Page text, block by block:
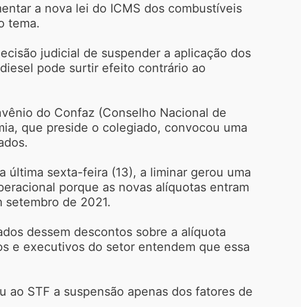
a nova lei do ICMS dos combustíveis
tema.
judicial de suspender a aplicação dos
pode surtir efeito contrário ao
do Confaz (Conselho Nacional de
que preside o colegiado, convocou uma
última sexta-feira (13), a liminar gerou uma
porque as novas alíquotas entram
de 2021.
dessem descontos sobre a alíquota
e executivos do setor entendem que essa
STF a suspensão apenas dos fatores de